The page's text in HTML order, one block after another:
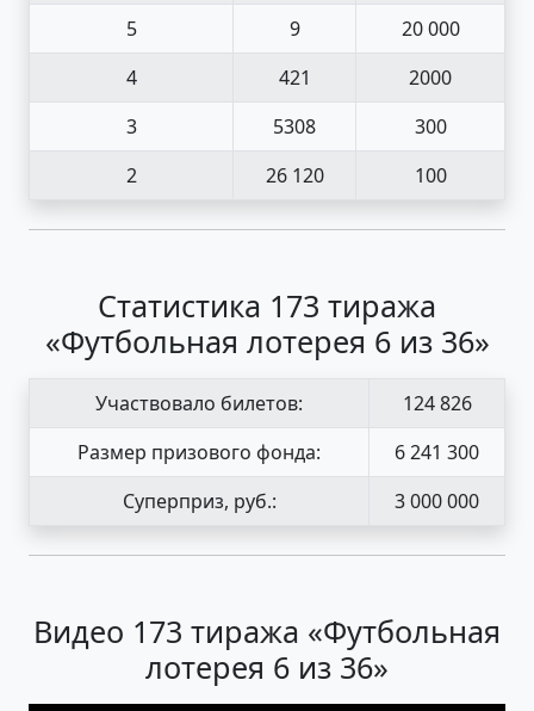
5
9
20 000
4
421
2000
3
5308
300
2
26 120 100
Статистика 173 тиража
«Футбольная лотерея 6 из 36»
Участвовало билетов:
124 826
Размер призового фонда:
6 241 300
Суперприз, руб.:
3 000 000
Видео 173 тиража «Футбольная
лотерея 6 из 36»